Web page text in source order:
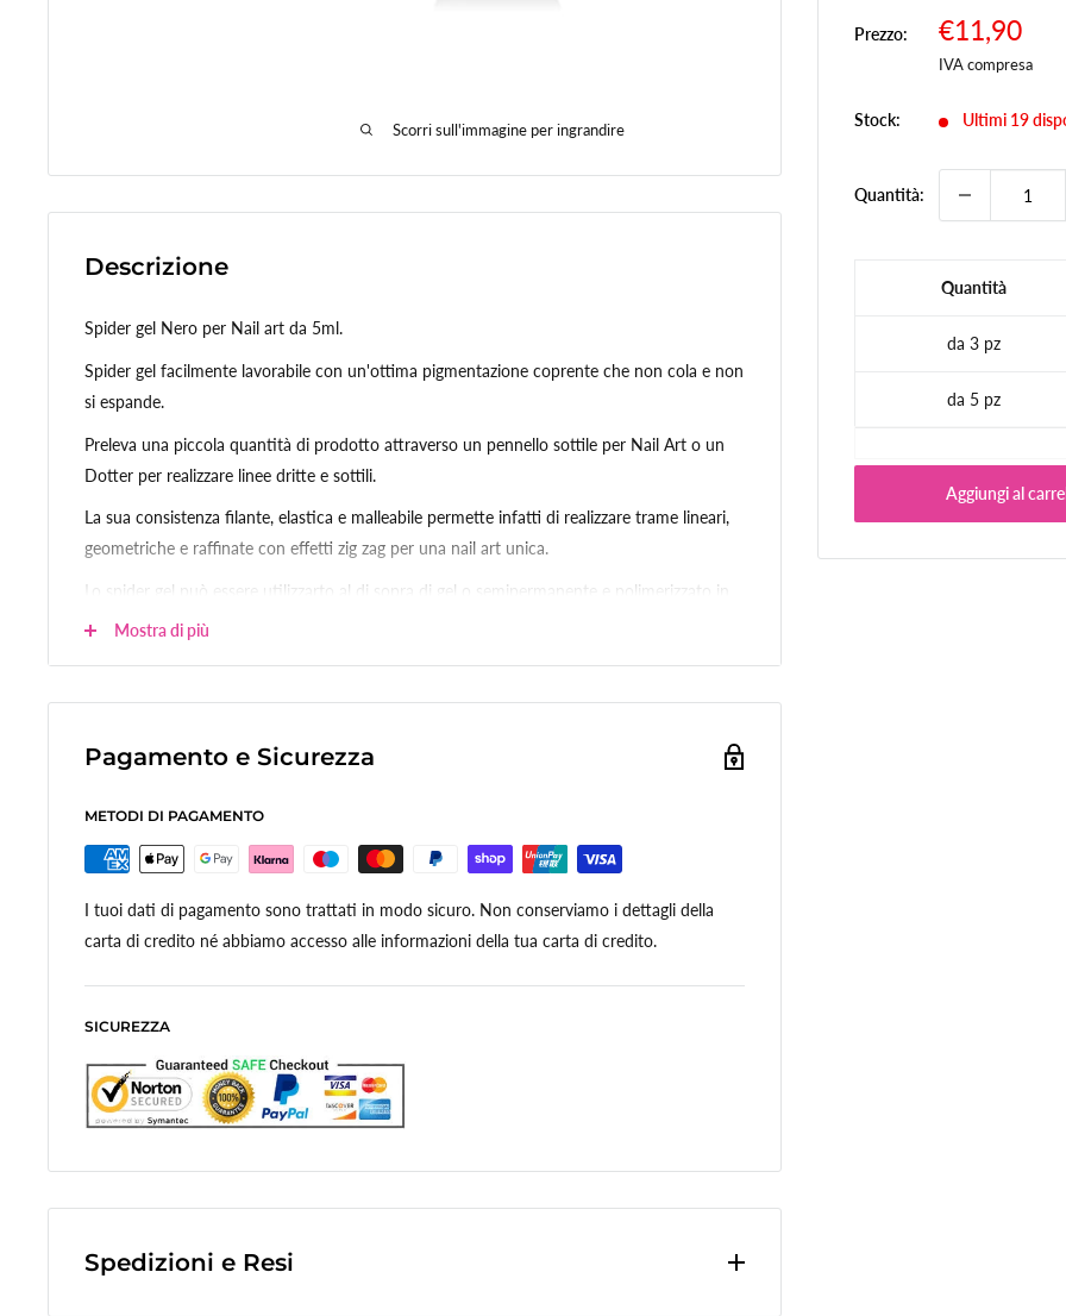
Scorri sull'immagine per ingrandire
Prezzo:
Prezzo
scontato
€11,90
IVA compresa
Stock: Ultimi 19
Quantità:
Quantità
da 3 pz
da 5 pz
Aggiungi al
Descrizione
Spider gel Nero per Nail art da 5ml.
Spider gel facilmente lavorabile con un'ottima pigmentazione coprente che non cola e non
si espande.
Preleva una piccola quantità di prodotto attraverso un pennello sottile per Nail Art o un
Dotter per realizzare linee dritte e sottili.
La sua consistenza filante, elastica e malleabile permette infatti di realizzare trame lineari,
geometriche e raffinate con effetti zig zag per una nail art unica.
Lo spider gel può essere utilizzarto al di sopra di gel o semipermanente e polimerizzato in
lampada UV/LED e puoi combinarlo con glitter e allo Swarovsky per una nail art unica.
Mostra di più
Pagamento e Sicurezza
METODI DI PAGAMENTO
I tuoi dati di pagamento sono trattati in modo sicuro. Non conserviamo i dettagli della
carta di credito né abbiamo accesso alle informazioni della tua carta di credito.
SICUREZZA
Spedizioni e Resi